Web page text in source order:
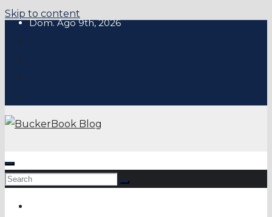
Skip to content
Dom. Ago 9th, 2026